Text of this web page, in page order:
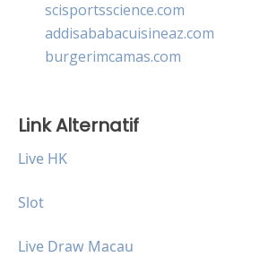
scisportsscience.com
addisababacuisineaz.com
burgerimcamas.com
Link Alternatif
Live HK
Slot
Live Draw Macau